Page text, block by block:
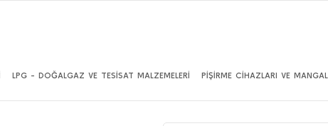
LPG - DOĞALGAZ VE TESİSAT MALZEMELERİ PİŞİRME CİHAZLARI VE